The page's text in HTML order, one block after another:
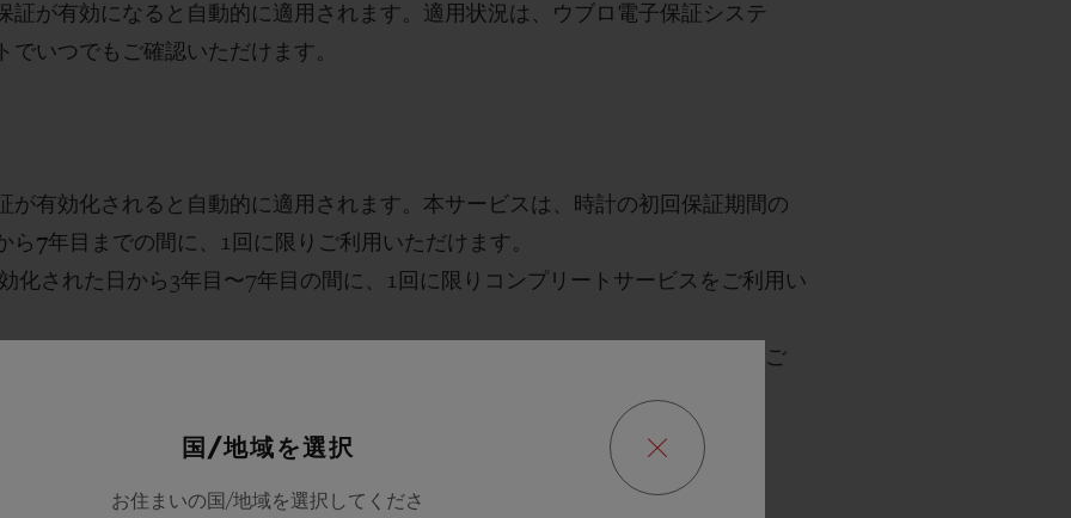
証が有効になると自動的に適用されます。適用状況は、ウブロ電子保証システ
いつでもご確認いただけます。
有効化されると自動的に適用されます。本サービスは、 時計の初回保証期間の
ら 7年目までの間に 、 1 回に限りご利用いただけます。
化された日から 3年目〜7年目の間に、 1 回に限りコンプリートサービスをご利用い
回に限りコンプリートサービスをご
国/地域を選択
お住まいの国/地域を選択してくださ